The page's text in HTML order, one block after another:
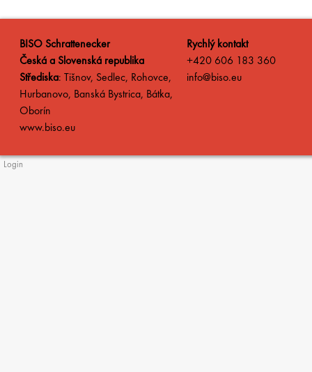
BISO Schrattenecker
Česká a Slovenská republika
Střediska: Tišnov, Sedlec, Rohovce,
Hurbanovo, Banská Bystrica, Bátka,
Oborín
www.biso.eu
Rychlý kontakt
+420 606 183 360
info@biso.eu
Login